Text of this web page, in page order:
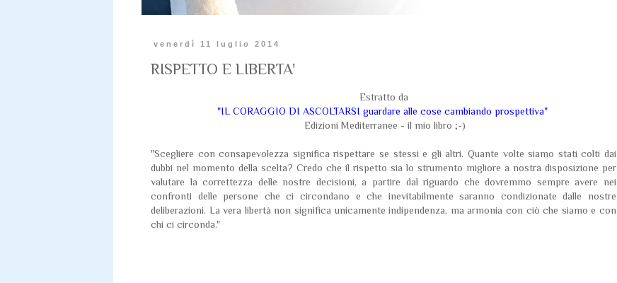
venerdì 11 luglio 2014
RISPETTO E LIBERTA'
Estratto da
"IL CORAGGIO DI ASCOLTARSI guardare alle cose cambiando prospettiva"
Edizioni Mediterranee - il mio libro ;-)
"Scegliere con consapevolezza significa rispettare se stessi e gli altri. Quante volte siamo stati colti dai
dubbi nel momento della scelta? Credo che il rispetto sia lo strumento migliore a nostra disposizione per
valutare la correttezza delle nostre decisioni, a partire dal riguardo che dovremmo sempre avere nei
confronti delle persone che ci circondano e che inevitabilmente saranno condizionate dalle nostre
deliberazioni. La vera libertà non significa unicamente indipendenza, ma armonia con ciò che siamo e con
chi ci circonda."